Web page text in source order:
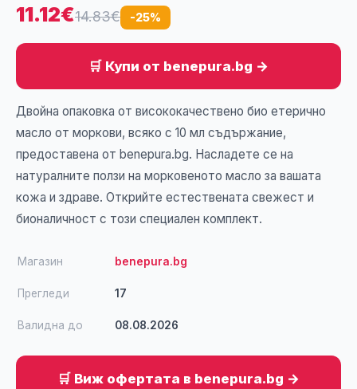
11.12€14.83€ -25%
🛒 Купи от benepura.bg →
Двойна опаковка от висококачествено био етерично
масло от моркови, всяко с 10 мл съдържание,
предоставена от benepura.bg. Насладете се на
натуралните ползи на морковеното масло за вашата
кожа и здраве. Открийте естествената свежест и
бионаличност с този специален комплект.
Магазин benepura.bg
Прегледи 17
Валидна до 08.08.2026
🛒 Виж офертата в benepura.bg →